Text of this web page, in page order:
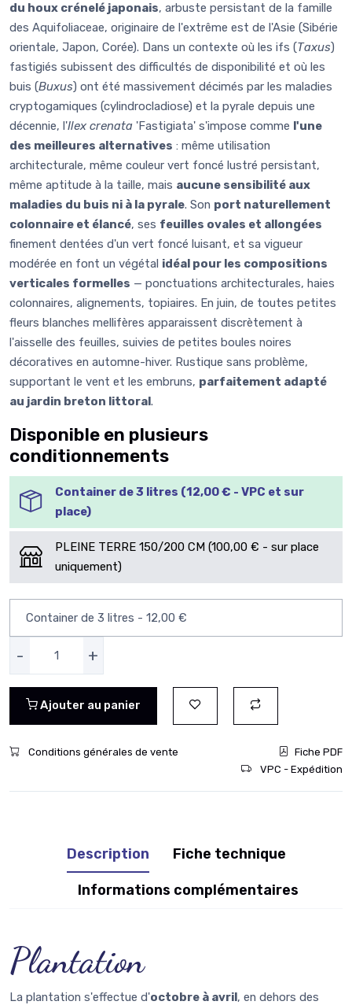
du houx crénelé japonais, arbuste persistant de la famille
des Aquifoliaceae, originaire de l'extrême est de l'Asie (Sibérie
orientale, Japon, Corée). Dans un contexte où les ifs (Taxus)
fastigiés subissent des difficultés de disponibilité et où les
buis (Buxus) ont été massivement décimés par les maladies
cryptogamiques (cylindrocladiose) et la pyrale depuis une
décennie, l'Ilex crenata 'Fastigiata' s'impose comme l'une
des meilleures alternatives : même utilisation
architecturale, même couleur vert foncé lustré persistant,
même aptitude à la taille, mais aucune sensibilité aux
maladies du buis ni à la pyrale. Son port naturellement
colonnaire et élancé, ses feuilles ovales et allongées
finement dentées d'un vert foncé luisant, et sa vigueur
modérée en font un végétal idéal pour les compositions
verticales formelles — ponctuations architecturales, haies
colonnaires, alignements, topiaires. En juin, de toutes petites
fleurs blanches mellifères apparaissent discrètement à
l'aisselle des feuilles, suivies de petites boules noires
décoratives en automne-hiver. Rustique sans problème,
supportant le vent et les embruns, parfaitement adapté
au jardin breton littoral .
Disponible en plusieurs
conditionnements
Container de 3 litres (12,00 € - VPC et sur
place)
PLEINE TERRE 150/200 CM (100,00 € - sur place
uniquement)
- +
Ajouter au panier
Conditions générales de vente
Fiche PDF
VPC - Expédition
Description Fiche technique
Informations complémentaires
Plantation
La plantation s'effectue d'octobre à avril, en dehors des